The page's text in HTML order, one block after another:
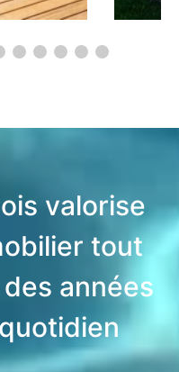
valorise
tout
années